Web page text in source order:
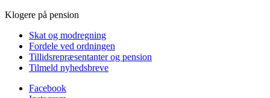
Klogere på pension
Skat og modregning
Fordele ved ordningen
Tillidsrepræsentanter og pension
Tilmeld nyhedsbreve
Facebook